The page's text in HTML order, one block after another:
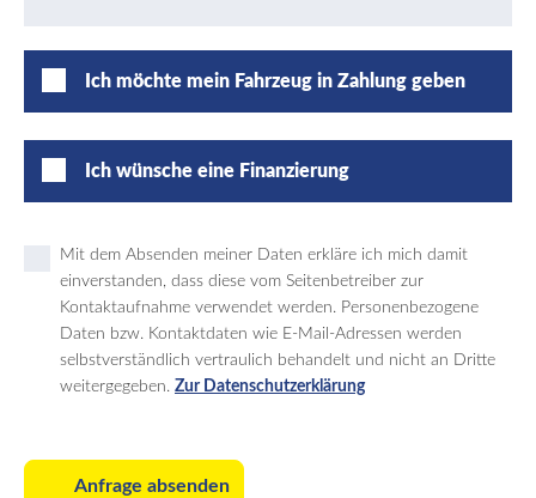
Ich möchte mein Fahrzeug in Zahlung geben
Ich wünsche eine Finanzierung
Mit dem Absenden meiner Daten erkläre ich mich damit
einverstanden, dass diese vom Seitenbetreiber zur
Kontaktaufnahme verwendet werden. Personenbezogene
Daten bzw. Kontaktdaten wie E-Mail-Adressen werden
selbstverständlich vertraulich behandelt und nicht an Dritte
weitergegeben. Zur Datenschutzerklärung
Anfrage absenden